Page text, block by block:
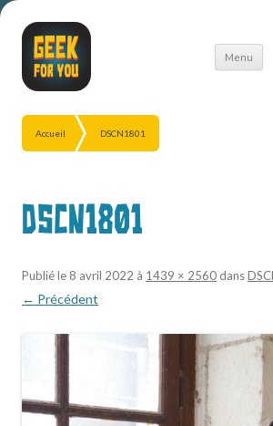
Menu
Accueil DSCN1801
DSCN1801
Publié le 8 avril 2022 à 1439 × 2560 dans
← Précédent